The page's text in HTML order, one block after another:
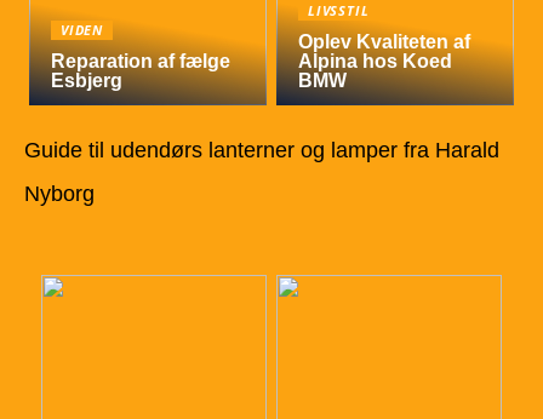
VIDEN
Reparation af fælge
Esbjerg
LIVSSTIL
Oplev Kvaliteten af
Alpina hos Koed
BMW
Guide til udendørs lanterner og lamper fra Harald
Nyborg